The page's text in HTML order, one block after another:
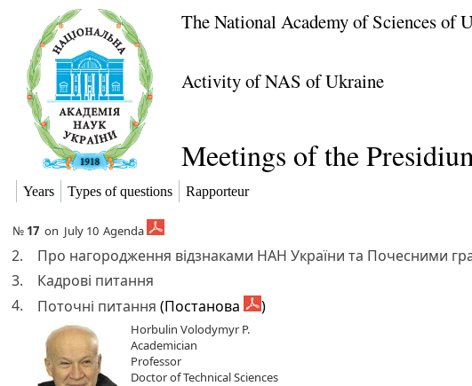
The National Academy of Sciences of
Activity of NAS of Ukraine
Meetings of the
Years Types of questions Rapporteur
№ 17 on July 10 Agenda
2. Про нагородження відзнаками НАН України та Почесними
3.
Кадрові питання
4.
Поточні питання (Постанова )
Horbulin Volodymyr P.
Academician
Professor
Doctor of Technical Sciences